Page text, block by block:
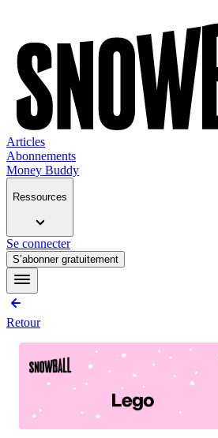
Articles
Abonnements
Money Buddy
Ressources
Se connecter
S’abonner gratuitement
Retour